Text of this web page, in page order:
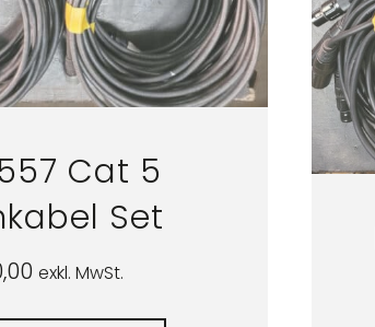
Cat 5
Set
exkl. MwSt.